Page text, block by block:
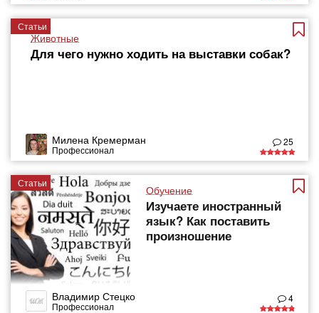
Статьи
Животные
Для чего нужно ходить на выставки собак?
Милена Кремерман
Профессионал
25
Статьи
Обучение
Изучаете иностранный
язык? Как поставить
произношение
Владимир Стецко
Профессионал
4